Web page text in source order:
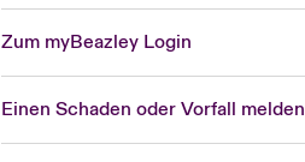
Zum myBeazley Login
Einen Schaden oder Vorfall melden